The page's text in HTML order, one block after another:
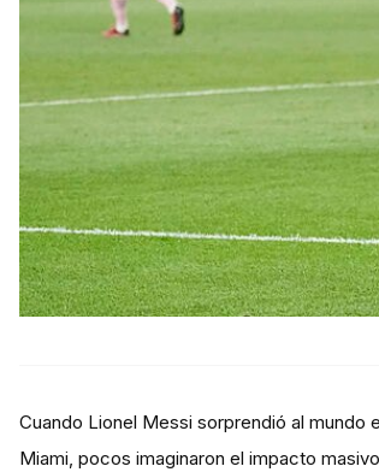
Cuando Lionel Messi sorprendió al
Miami, pocos imaginaron el impacto